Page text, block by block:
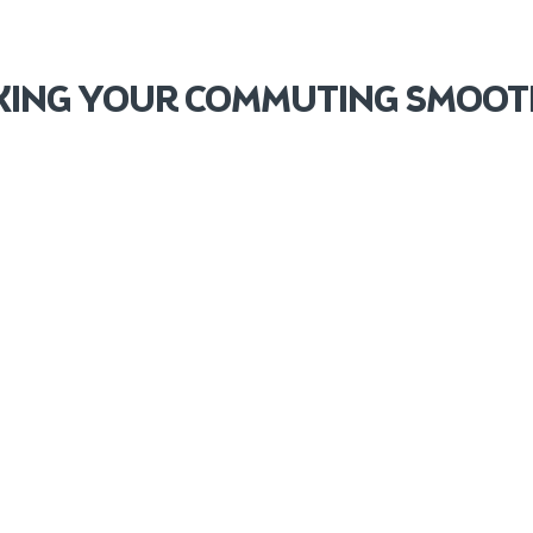
YOUR COMMUTING